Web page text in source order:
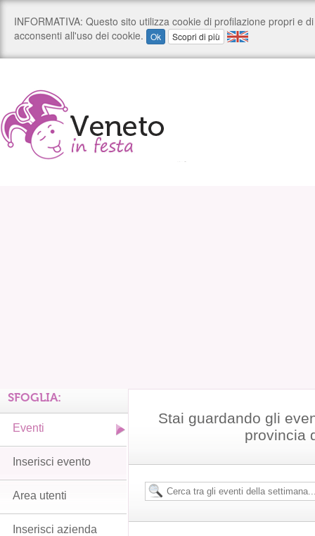
Stai guardando gli
provincia
SFOGLIA:
Eventi
Inserisci evento
Area utenti
Inserisci azienda